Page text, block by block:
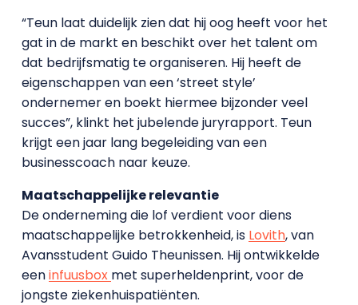
“Teun laat duidelijk zien dat hij oog heeft voor het
gat in de markt en beschikt over het talent om
dat bedrijfsmatig te organiseren. Hij heeft de
eigenschappen van een ‘street style’
ondernemer en boekt hiermee bijzonder veel
succes”, klinkt het jubelende juryrapport. Teun
krijgt een jaar lang begeleiding van een
businesscoach naar keuze.
Maatschappelijke relevantie
De onderneming die lof verdient voor diens
maatschappelijke betrokkenheid, is Lovith, van
Avansstudent Guido Theunissen. Hij ontwikkelde
eeninfuusbox met superheldenprint, voor de
jongste ziekenhuispatiënten.